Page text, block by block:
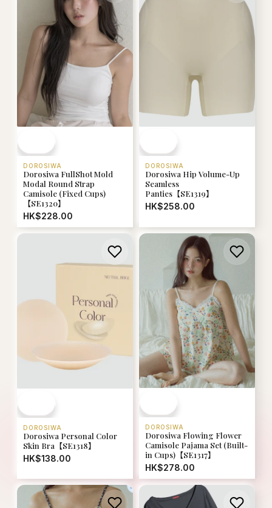
DOROSIWA
Dorosiwa FullShot Mold
Modal Round Strap
Camisole (Fixed Cups)
【SE1320】
HK$228.00
DOROSIWA
Dorosiwa Hip Volume-Up
Seamless
Panties【SE1319】
HK$258.00
DOROSIWA
Dorosiwa Personal Color
Skin Bra【SE1318】
HK$138.00
DOROSIWA
Dorosiwa Flowing Flower
Camisole Pajama Set (Built-
in Cups)【SE1317】
HK$278.00